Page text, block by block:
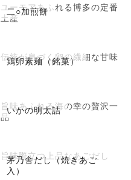
二○加煎餅
ユーモアあふれる博多の定番
土産
鶏卵素麺（銘菓）
伝統が息づく卵の繊細な甘味
いかの明太詰
旨味あふれる海の幸の贅沢一
品
茅乃舎だし（焼きあご
入）
旨味際立つ上品なあごだし